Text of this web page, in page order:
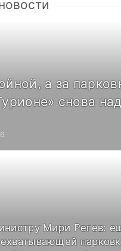
а за
снова
Мири Регев: